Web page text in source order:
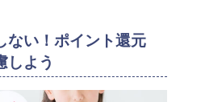
ない！ポイント還元
しよう